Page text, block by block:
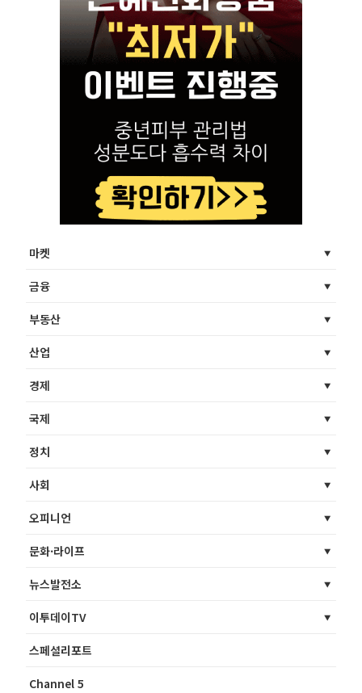
마켓
금융
부동산
산업
경제
국제
정치
사회
오피니언
문화·라이프
뉴스발전소
이투데이TV
스페셜리포트
Channel 5